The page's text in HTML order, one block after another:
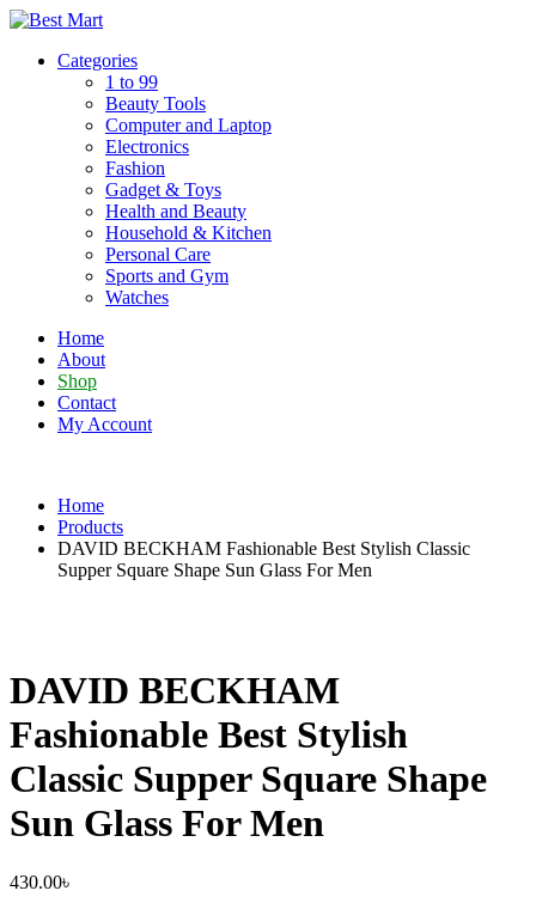
Skip
contentCategories
1 to 99
Beauty Tools
Computer and Laptop
Electronics
Fashion
Gadget & Toys
Health and Beauty
Household & Kitchen
Personal Care
Sports and Gym
Watches
Home
About
Shop
Contact
My Account
Home
Products
DAVID BECKHAM Fashionable Best Stylish Classic
Supper Square Shape Sun Glass For Men
DAVID BECKHAM
Fashionable Best Stylish
Classic Supper Square Shape
Sun Glass For Men
430.00৳